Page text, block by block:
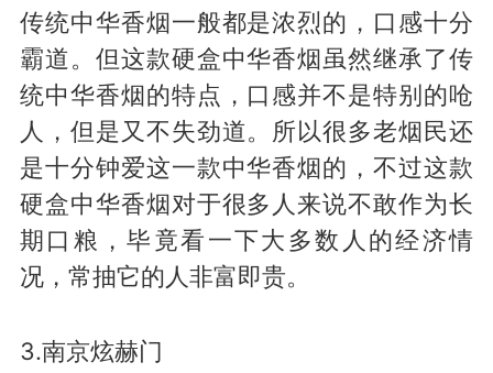
传统中华香烟一般都是浓烈的，口感十分
霸道。但这款硬盒中华香烟虽然继承了传
统中华香烟的特点，口感并不是特别的呛
人，但是又不失劲道。所以很多老烟民还
是十分钟爱这一款中华香烟的，不过这款
硬盒中华香烟对于很多人来说不敢作为长
期口粮，毕竟看一下大多数人的经济情
况，常抽它的人非富即贵。
3.南京炫赫门